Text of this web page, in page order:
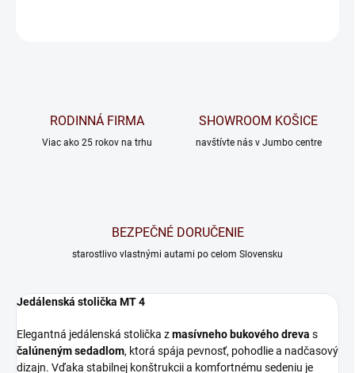
RODINNÁ FIRMA
Viac ako 25 rokov na trhu
SHOWROOM KOŠICE
navštívte nás v Jumbo centre
BEZPEČNÉ DORUČENIE
starostlivo vlastnými autami po celom Slovensku
Jedálenská stolička MT 4
Elegantná jedálenská stolička zmasívneho bukového dreva s
čalúneným sedadlom, ktorá spája pevnosť, pohodlie a nadčasový
dizajn. Vďaka stabilnej konštrukcii a komfortnému sedeniu je